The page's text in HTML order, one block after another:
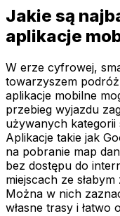
Jakie są
aplikacje
W erze cyfrowej,
towarzyszem
aplikacje mobilne
przebieg wyjazdu
używanych kategorii
Aplikacje takie jak
na pobranie map
bez dostępu do
miejscach ze
Można w nich
własne trasy i łatwo